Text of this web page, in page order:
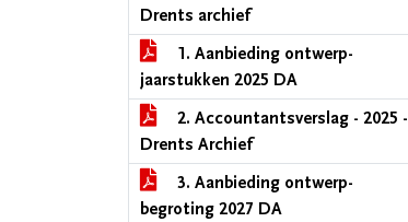
Drents archief
1. Aanbieding ontwerp-
jaarstukken 2025 DA
2. Accountantsverslag - 2025 -
Drents Archief
3. Aanbieding ontwerp-
begroting 2027 DA